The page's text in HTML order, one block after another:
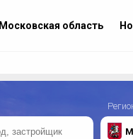
Московская область